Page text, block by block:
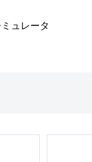
ュレータ